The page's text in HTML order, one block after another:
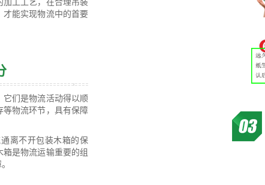
能实现物流中的首要
们是物流活动得以顺
物流环节，具有保障
离不开包装木箱的保
是物流运输重要的组